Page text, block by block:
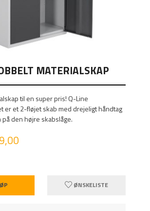
MATERIALSKAP
til en super pris! Q-Line
er et 2-fløjet skab med drejeligt håndtag
den højre skabslåge.
ØNSKELISTE